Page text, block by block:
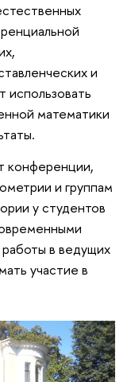
и
использовать
математики
конференции,
и группам
у студентов
в ведущих
участие в